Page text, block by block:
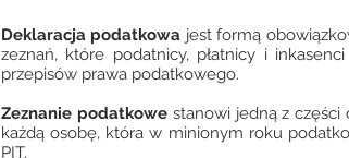
Deklaracja podatkowa jest formą
zeznań, które podatnicy, płatnicy i
przepisów prawa podatkowego.
Zeznanie podatkowestanowi jedną z części
każdą osobę, która w minionym roku
PIT.